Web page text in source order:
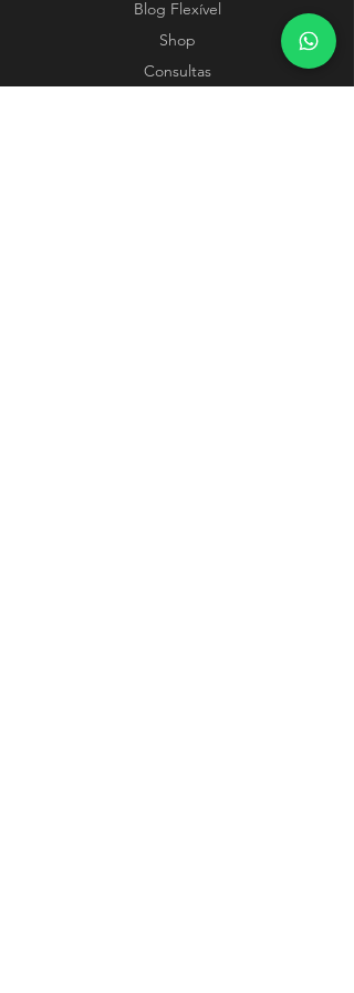
Blog Flexível
Shop
Consultas